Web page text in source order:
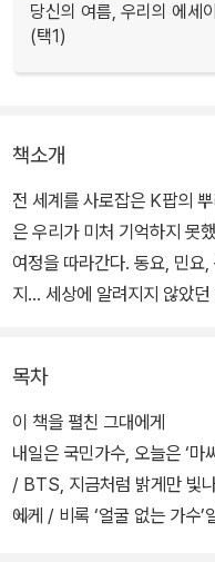
당신의 여름, 우리의 에세
(택1)
책소개
전 세계를 사로잡은 K팝의
은 우리가 미처 기억하지 못
여정을 따라간다. 동요, 민요
지… 세상에 알려지지 않았던
짧은 글 하나하나가 한 시대
절로 이끈다. 저자의 깊은 지
은 과거의 기록을 넘어 지금
보가 아니라 '살아 있는 음악
독자들이 글 속에 등장하는
목차
이 책을 펼친 그대에게
내일은 국민가수, 오늘은 ‘마
/ BTS, 지금처럼 밝게만 빛
에게 / 비록 ‘얼굴 없는 가수